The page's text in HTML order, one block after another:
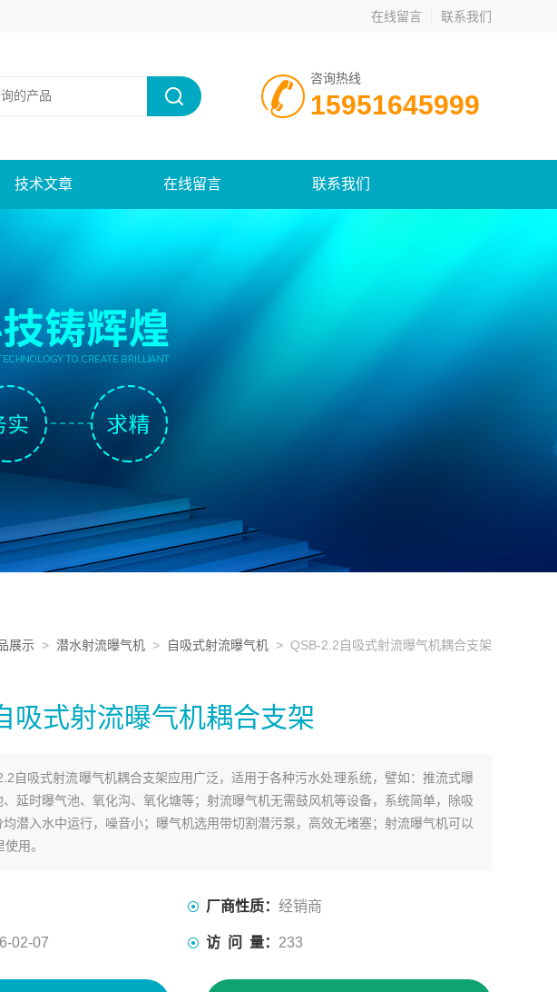
在线留言 联系我们
咨询热线
15951645999
技术文章 在线留言 联系我们
展示 > 潜水射流曝气机 > 自吸式射流曝气机 > QSB-2.2自吸式射流曝气机耦合支架
吸式射流曝气机耦合支架
自吸式射流曝气机耦合支架应用广泛，适用于各种污水处理系统，譬如：推流式曝
延时曝气池、氧化沟、氧化塘等；射流曝气机无需鼓风机等设备，系统简单，除吸
潜入水中运行，噪音小；曝气机选用带切割潜污泵，高效无堵塞；射流曝气机可以
用。
厂商性质： 经销商
02-07 访 问 量： 233